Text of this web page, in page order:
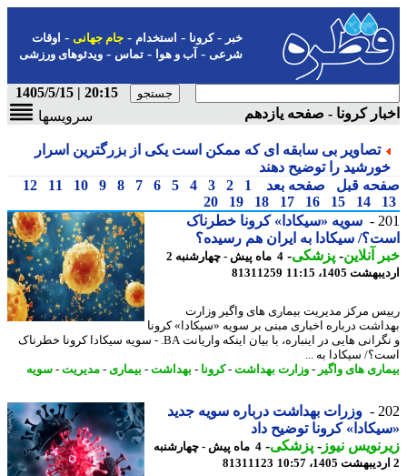
-کرونا-استخدام- جام جهانی-اوقات
شرعی-آب و هوا-تماس-ویدئوهای ورزشی
20:15 | 1405/5/15
کرونا - صفحه یازدهم
سرویسها
تصاویر بی سابقه ای که ممکن است یکی از بزرگترین اسرار
را توضیح دهند
قبل صفحه بعد 1
2
3
4
5
6
7
8
9
10
11
12
14
15
16
17
18
19
20
سویه «سیکادا» کرونا خطرناک
سیکادا به ایران هم رسیده؟
آنلاین-پزشکی-
4 ماه پیش - چهارشنبه 2
1405، 11:15
81311259
مرکز مدیریت بیماری های واگیر وزارت
درباره اخباری مبنی بر سویه «سیکادا» کرونا
و نگرانی هایی در اینباره، با بیان اینکه واریانت BA. - سویه سیکادا کرونا خطرناک
سیکادا به ...
های واگیر-وزارت بهداشت -کرونا- بهداشت -بیماری- مدیریت-سویه
وزرات بهداشت درباره سویه جدید
کرونا توضیح داد
نیوز-پزشکی-
4 ماه پیش - چهارشنبه
81311123